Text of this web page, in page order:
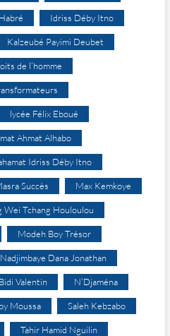
Idriss Déby Itno
Kalzeubé Payimi Deubet
de l’homme
lycée Félix Eboué
Ahmat Alhabo
Idriss Déby Itno
Succès Max Kemkoye
Wei Tchang Houloulou
Modeh Boy Trésor
Nadjimbaye Dana Jonathan
Valentin N’Djaména
Moussa Saleh Kebzabo
Tahir Hamid Nguilin